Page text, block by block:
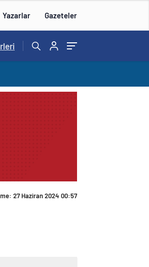
Yazarlar Gazeteler
27 Haziran 2024 00:57